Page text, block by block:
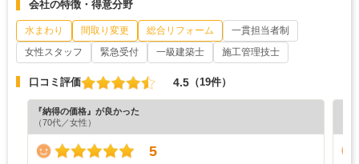
会社の特徴・得意分野
水まわり 間取り変更 総合リフォーム
一貫担当者制
女性スタッフ
緊急受付 一級建築士 施工管理技士
口コミ評価 4.5 （19件）
『納得の価格』が良かった
（70代／女性）
5